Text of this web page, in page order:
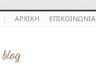
ΑΡΧΙΚΗ ΕΠΙΚΟΙΝΩΝΙΑ